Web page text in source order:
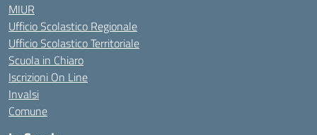
MIUR
Ufficio Scolastico Regionale
Ufficio Scolastico Territoriale
Scuola in Chiaro
Iscrizioni On Line
Invalsi
Comune